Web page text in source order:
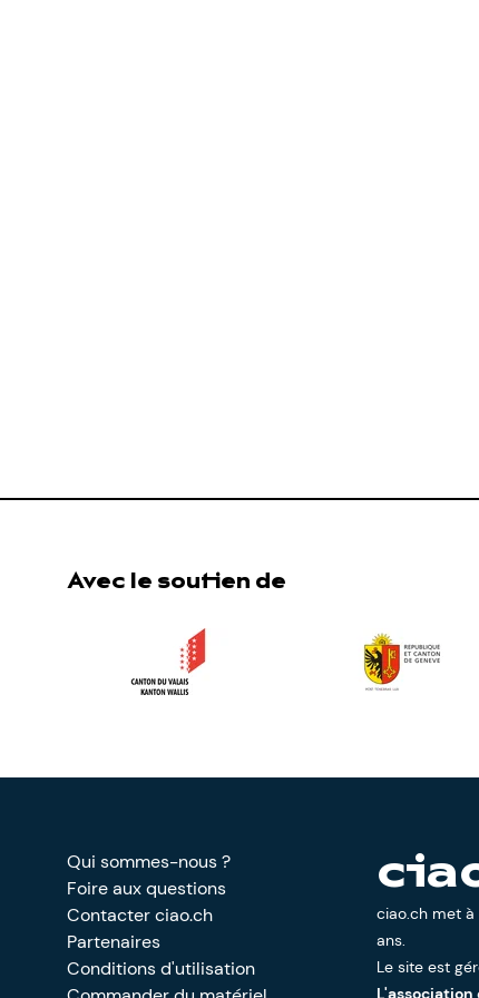
Avec le soutien de
Qui sommes-nous ?
Foire aux questions
Contacter ciao.ch
Partenaires
Conditions d'utilisation
ciao.ch met à
ans.
Le site est